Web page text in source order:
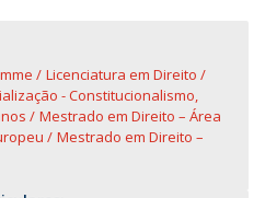
Licenciatura em Direito
- Constitucionalismo,
Mestrado em Direito – Área
Mestrado em Direito –